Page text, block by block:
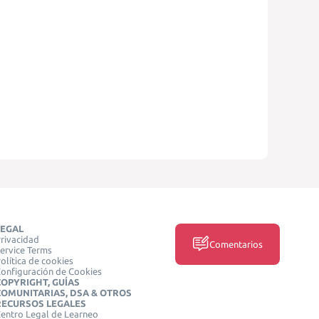
Terms
de cookies
de Cookies
GUÍAS
DSA & OTROS
LEGALES
Legal de Learneo
Comentarios